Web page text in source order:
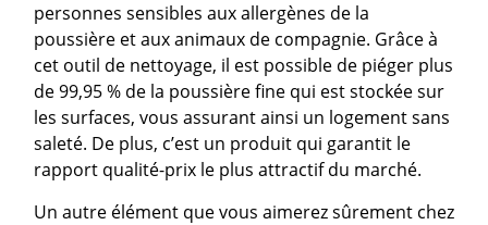
personnes sensibles aux allergènes de la
poussière et aux animaux de compagnie. Grâce à
cet outil de nettoyage, il est possible de piéger plus
de 99,95 % de la poussière fine qui est stockée sur
les surfaces, vous assurant ainsi un logement sans
saleté. De plus, c’est un produit qui garantit le
rapport qualité-prix le plus attractif du marché.
Un autre élément que vous aimerez sûrement chez